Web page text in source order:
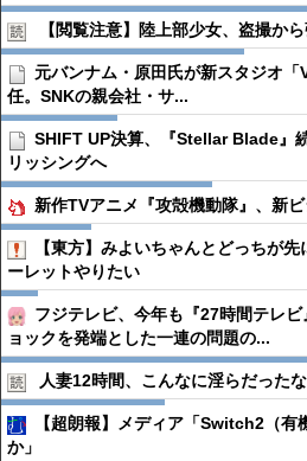
【閲覧注意】陸上部少女、盗撮か
元バンナム・原田氏が新スタジオ
任。SNKの親会社・サ...
SHIFT UP決算、『Stellar Blade』
リッシングへ
新作TVアニメ『攻殻機動隊』、新
【東方】みよいちゃんとどっちが
ーレットやりたい
フジテレビ、今年も『27時間テレ
ョックを発端とした一連の問題の...
人妻12時間、こんなに淫らだった
【超朗報】メディア「Switch2（
か」